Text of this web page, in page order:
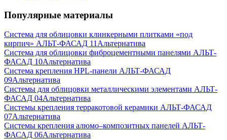
Популярные материалы
Система для облицовки клинкерными плитками «под
кирпич» АЛЬТ-ФАСАД 11 Альтернатива
Система для облицовки фиброцементными панелями АЛЬТ-
ФАСАД 10Альтернатива
Система крепления HPL-панели АЛЬТ-ФАСАД
09Альтернатива
Системы для облицовки металлическими элементами АЛЬТ-
ФАСАД 04Альтернатива
Системы крепления терракотовой керамики АЛЬТ-ФАСАД
07Альтернатива
Cистемы крепления алюмо–композитных панелей АЛЬТ-
ФАСАД 06Альтернатива